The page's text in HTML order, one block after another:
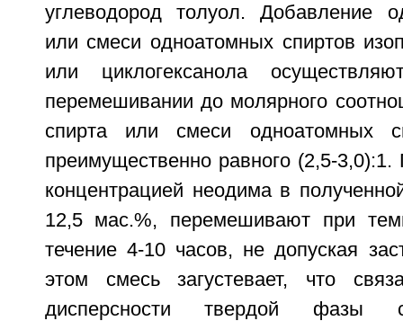
углеводород толуол. Добавление
или смеси одноатомных спиртов
или циклогексанола
перемешивании до молярного
спирта или смеси одноатомных
преимущественно равного (2,5-
концентрацией неодима в
12,5 мас.%, перемешивают при
течение 4-10 часов, не допуская
этом смесь загустевает, что
дисперсности твердой фазы